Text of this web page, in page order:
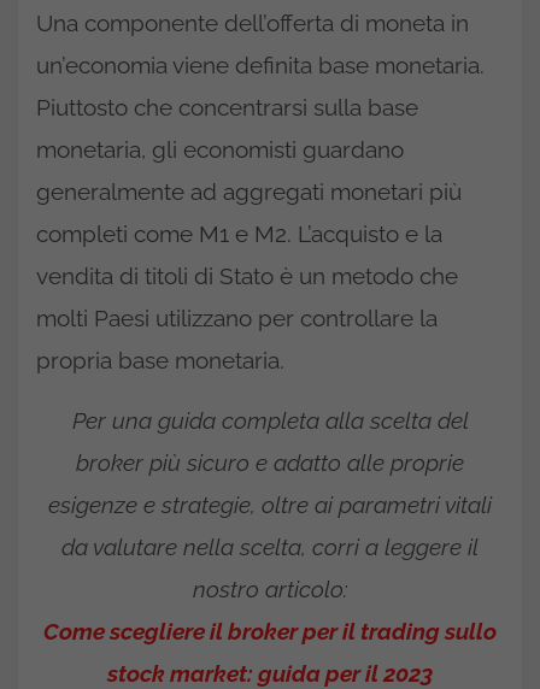
Una componente dell’offerta di moneta in
un’economia viene definita base monetaria.
Piuttosto che concentrarsi sulla base
monetaria, gli economisti guardano
generalmente ad aggregati monetari più
completi come M1 e M2. L’acquisto e la
vendita di titoli di Stato è un metodo che
molti Paesi utilizzano per controllare la
propria base monetaria.
Per una guida completa alla scelta del
broker più sicuro e adatto alle proprie
esigenze e strategie, oltre ai parametri vitali
da valutare nella scelta, corri a leggere il
nostro articolo:
Come scegliere il broker per il trading sullo
stock market: guida per il 2023